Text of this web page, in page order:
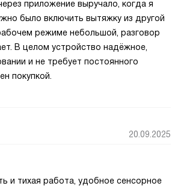
приложение выручало, когда я
было включить вытяжку из другой
режиме небольшой, разговор
В целом устройство надёжное,
и не требует постоянного
покупкой.
20.09.2025
и тихая работа, удобное сенсорное